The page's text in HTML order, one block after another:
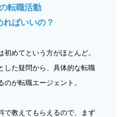
転職活動
ればいいの？
めてという方がほとんど。
した疑問から、具体的な転職
が転職エージェント。
で教えてもらえるので、まず